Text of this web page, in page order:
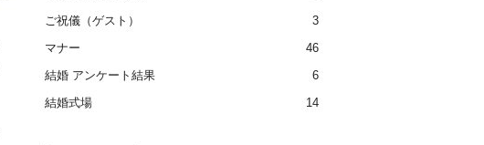
ご祝儀（ゲスト）
3
マナー
46
結婚 アンケート結果
6
結婚式場
14